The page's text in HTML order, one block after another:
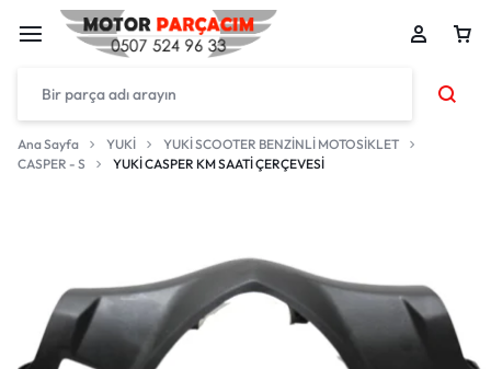
Ana Sayfa YUKİ
YUKİ SCOOTER BENZİNLİ MOTOSİKLET
CASPER - S
YUKİ CASPER KM SAATİ ÇERÇEVESİ